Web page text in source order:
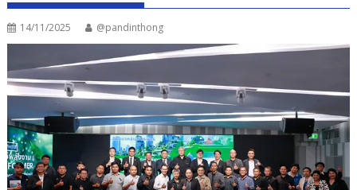
14/11/2025 @pandinthong